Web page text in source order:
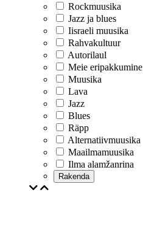
Rockmuusika
Jazz ja blues
Iisraeli muusika
Rahvakultuur
Autorilaul
Meie eripakkumine
Muusika
Lava
Jazz
Blues
Räpp
Alternatiivmuusika
Maailmamuusika
Ilma alamžanrina
Rakenda